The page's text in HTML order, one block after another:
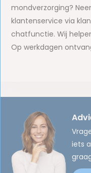
mondverzorging?
klantenservice via
chatfunctie. Wij
Op werkdagen
iets